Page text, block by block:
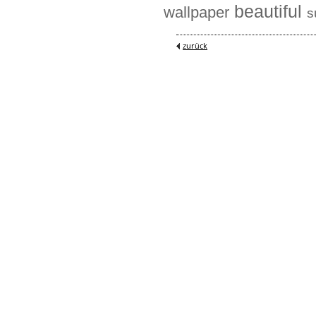
wallpaper beautiful
zurück